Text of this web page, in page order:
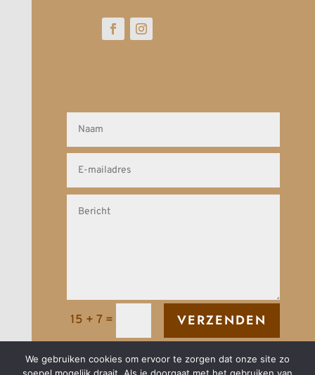
15 + 7 = VERZENDEN
We gebruiken cookies om ervoor te zorgen dat onze site zo